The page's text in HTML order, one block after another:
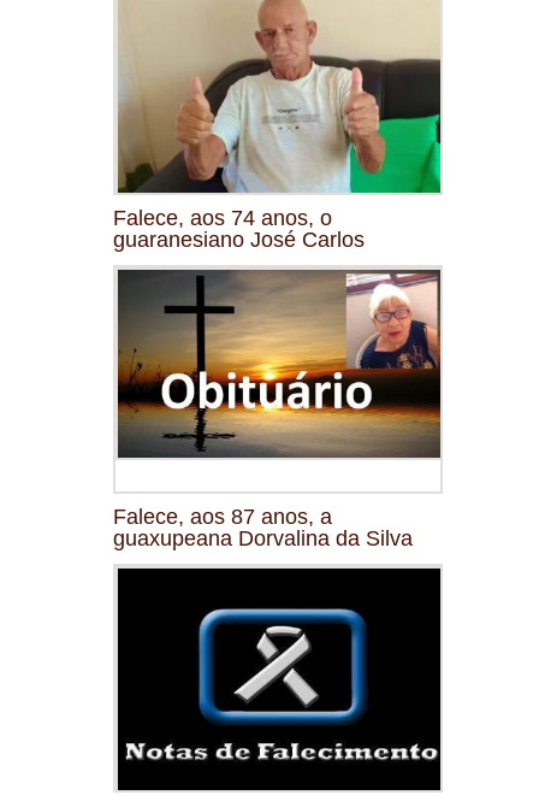
Falece, aos 74 anos, o
guaranesiano José Carlos
Falece, aos 87 anos, a
guaxupeana Dorvalina da Silva